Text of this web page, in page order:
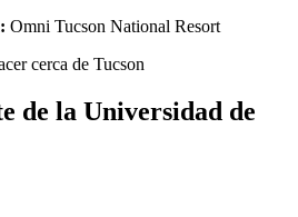
Omni Tucson National Resort
cerca de Tucson
de la Universidad de